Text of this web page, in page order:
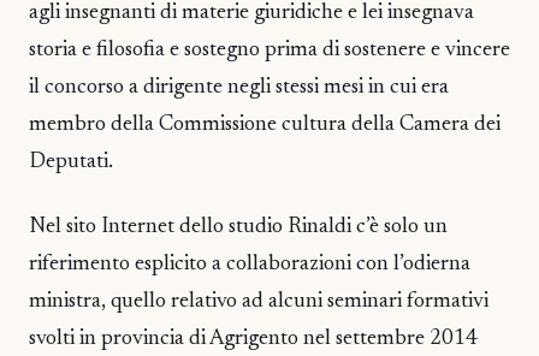
agli insegnanti di materie giuridiche e lei insegnava
storia e filosofia e sostegno prima di sostenere e vincere
il concorso a dirigente negli stessi mesi in cui era
membro della Commissione cultura della Camera dei
Deputati.
Nel sito Internet dello studio Rinaldi c’è solo un
riferimento esplicito a collaborazioni con l’odierna
ministra, quello relativo ad alcuni seminari formativi
svolti in provincia di Agrigento nel settembre 2014